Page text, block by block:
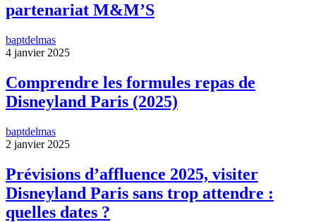
partenariat M&M’S
baptdelmas
4 janvier 2025
Comprendre les formules repas de
Disneyland Paris (2025)
baptdelmas
2 janvier 2025
Prévisions d’affluence 2025, visiter
Disneyland Paris sans trop attendre :
quelles dates ?